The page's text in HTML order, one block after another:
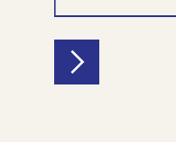
Slide 3 of 11.